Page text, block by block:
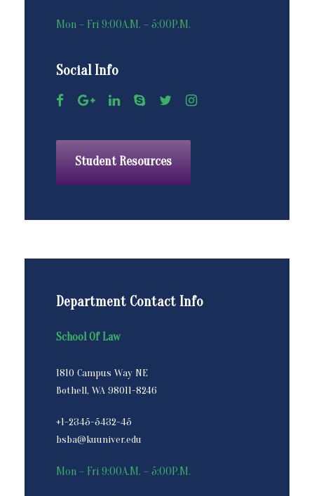
Mon – Fri 9:00A.M. – 5:00P.M.
Social Info
Student Resources
Department Contact Info
School Of Law
1810 Campus Way NE
Bothell, WA 98011-8246
+1-2345-5432-45
bsba@kuuniver.edu
Mon – Fri 9:00A.M. – 5:00P.M.